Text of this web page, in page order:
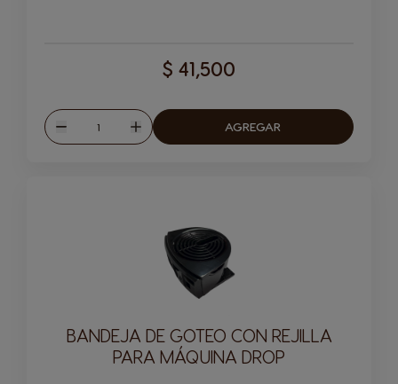
$ 41,500
Disminuir
Cantitad
Aumentar
AGREGAR
BANDEJA DE GOTEO CON REJILLA
PARA MÁQUINA DROP